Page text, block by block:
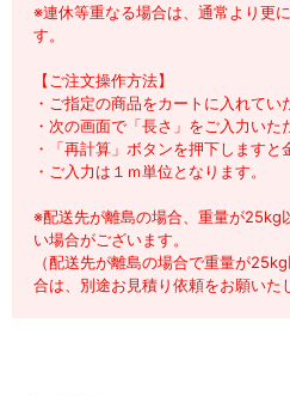
※連休等重なる場合は、通常より更
す。
【ご注文操作方法】
・ご指定の商品をカートに入れてい
・次の画面で「長さ」をご入力いた
・「再計算」ボタンを押下しますと
・ご入力は１ｍ単位となります。
※配送先が離島の場合、重量が25kg
い場合がございます。
（配送先が離島の場合で重量が
合は、別途お見積り依頼をお願いた